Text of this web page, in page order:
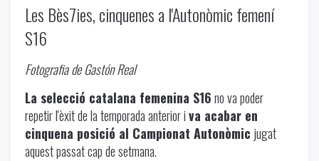
Les Bès7ies, cinquenes a l'Autonòmic femení
S16
Fotografia de Gastón Real
La selecció catalana femenina S16no va poder
repetir l'èxit de la temporada anterior iva acabar en
cinquena posició al Campionat Autonòmic jugat
aquest passat cap de setmana.